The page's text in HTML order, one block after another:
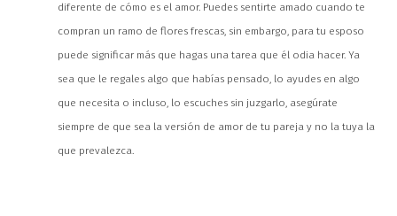
diferente de cómo es el amor. Puedes sentirte amado cuando te
compran un ramo de flores frescas, sin embargo, para tu esposo
puede significar más que hagas una tarea que él odia hacer. Ya
sea que le regales algo que habías pensado, lo ayudes en algo
que necesita o incluso, lo escuches sin juzgarlo, asegúrate
siempre de que sea la versión de amor de tu pareja y no la tuya la
que prevalezca.